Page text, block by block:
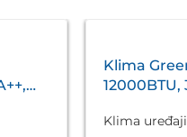
Klima
12000BTU,
grijačem,
Klima uređaji